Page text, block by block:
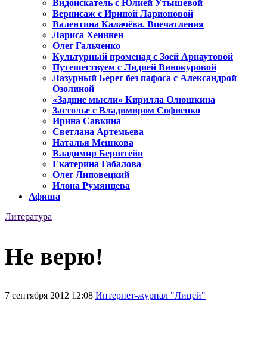
Видоискатель с Юлией Утышевой
Вернисаж с Ириной Ларионовой
Валентина Калачёва. Впечатления
Лариса Хенинен
Олег Гальченко
Культурный променад с Зоей Арнаутовой
Путешествуем с Лидией Винокуровой
Лазурный Берег без пафоса с Александрой
Озолиной
«Задние мысли» Кирилла Олюшкина
Застолье с Владимиром Софиенко
Ирина Савкина
Светлана Артемьева
Наталья Мешкова
Владимир Берштейн
Екатерина Габалова
Олег Липовецкий
Илона Румянцева
Афиша
Литература
Не верю!
7 сентября 2012 12:08 Интернет-журнал "Лицей"